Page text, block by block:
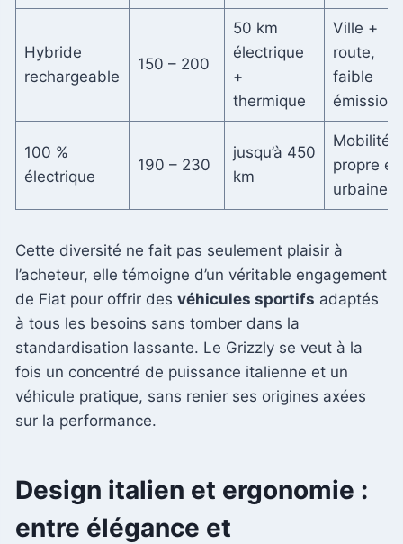
Hybride
rechargeable
150 – 200
50 km
électrique
+
thermique
Ville +
route,
faible
émission
100 %
électrique
190 – 230
jusqu’à 450
km
Mobilité
propre et
urbaine
Cette diversité ne fait pas seulement plaisir à
l’acheteur, elle témoigne d’un véritable engagement
de Fiat pour offrir des véhicules sportifs adaptés
à tous les besoins sans tomber dans la
standardisation lassante. Le Grizzly se veut à la
fois un concentré de puissance italienne et un
véhicule pratique, sans renier ses origines axées
sur la performance.
Design italien et ergonomie :
entre élégance et